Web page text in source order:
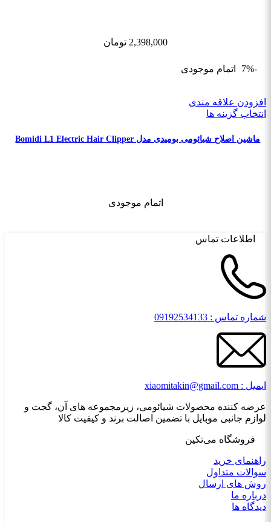
2,398,000 تومان
-7% اتمام موجودی
افزودن علاقه مندی
انتخاب گزینه ها
ماشین اصلاح شیائومی بومیدی مدل Bomidi L1 Electric Hair Clipper
اتمام موجودی
اطلاعات تماس
شماره تماس : 09192534133
ایمیل : xiaomitakin@gmail.com
عرضه کننده محصولات شیائومی، زیرمجموعه های آن، گجت و
لوازم جانبی موبایل با تضمین اصالت برند و کیفیت کالا
فروشگاه می‌تکین
راهنمای خرید
سوالات متداول
روش های ارسال
درباره ما
دیدگاه ها